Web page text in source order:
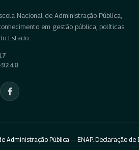
Nacional de Administração Pública,
em gestão pública, políticas
Estado.
9240
Administração Pública — ENAP. Declaração de